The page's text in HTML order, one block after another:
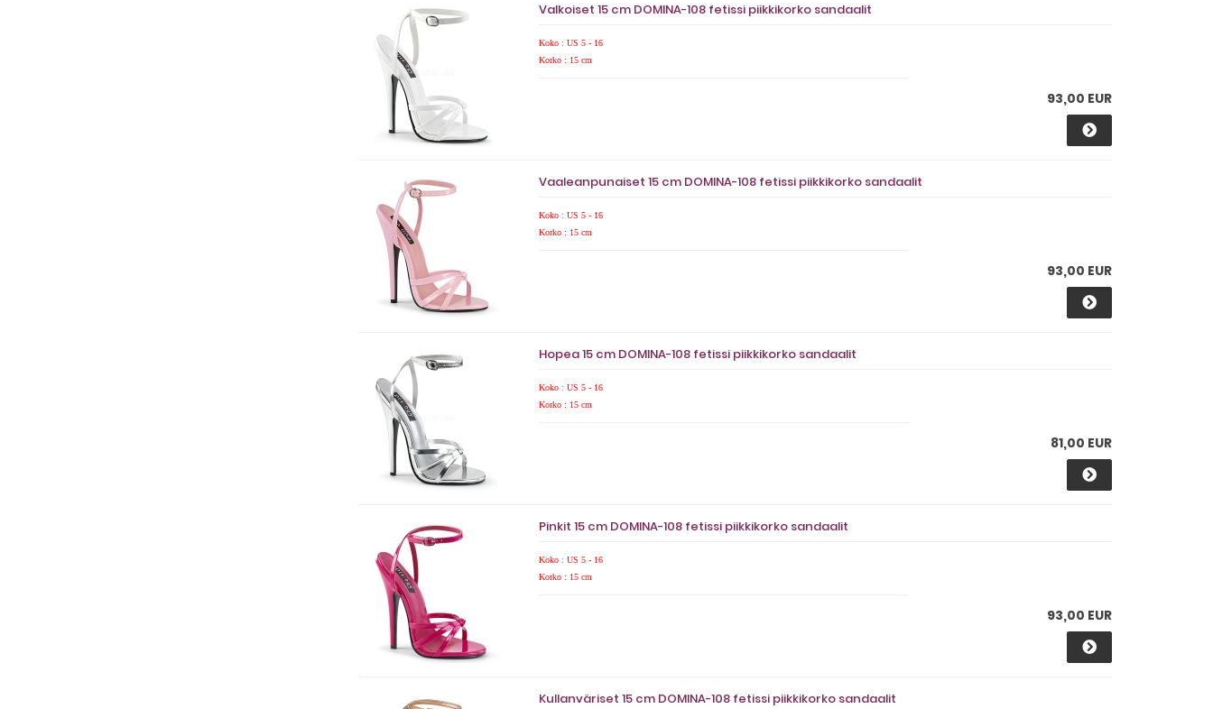
Valkoiset 15 cm DOMINA-108 fetissi piikkikorko sandaalit
Koko : US 5 - 16
Korko : 15 cm
93,00 EUR
Vaaleanpunaiset 15 cm DOMINA-108 fetissi piikkikorko sandaalit
Koko : US 5 - 16
Korko : 15 cm
93,00 EUR
Hopea 15 cm DOMINA-108 fetissi piikkikorko sandaalit
Koko : US 5 - 16
Korko : 15 cm
81,00 EUR
Pinkit 15 cm DOMINA-108 fetissi piikkikorko sandaalit
Koko : US 5 - 16
Korko : 15 cm
93,00 EUR
Kullanväriset 15 cm DOMINA-108 fetissi piikkikorko sandaalit